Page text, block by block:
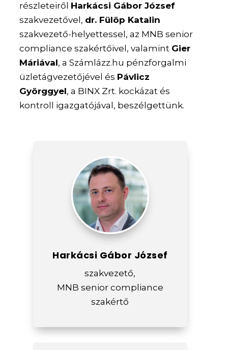
részleteiről Harkácsi Gábor József
szakvezetővel, dr. Fülöp Katalin
szakvezető-helyettessel, az MNB senior
compliance szakértőivel, valamint Gier
Máriával, a Számlázz.hu pénzforgalmi
üzletágvezetőjével és Pávlicz
Györggyel, a BINX Zrt. kockázat és
kontroll igazgatójával, beszélgettünk.
Harkácsi Gábor József
szakvezető,
MNB senior compliance
szakértő